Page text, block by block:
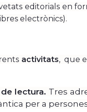
editorials en
electrònics).
activitats, que
lectura. Tres
per a